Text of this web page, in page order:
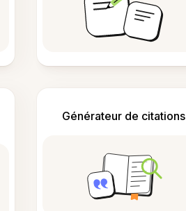
Générateur de citations